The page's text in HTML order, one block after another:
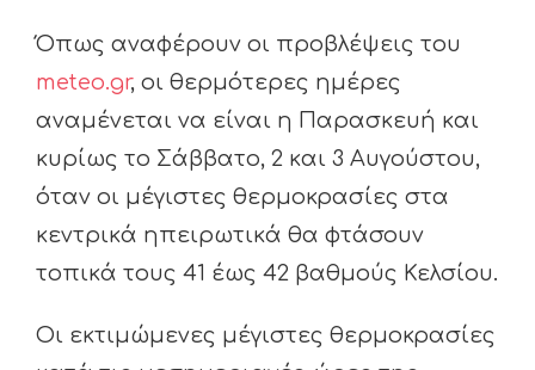
Όπως αναφέρουν οι προβλέψεις του
meteo.gr, oι θερμότερες ημέρες
αναμένεται να είναι η Παρασκευή και
κυρίως το Σάββατο, 2 και 3 Αυγούστου,
όταν οι μέγιστες θερμοκρασίες στα
κεντρικά ηπειρωτικά θα φτάσουν
τοπικά τους 41 έως 42 βαθμούς Κελσίου.
Οι εκτιμώμενες μέγιστες θερμοκρασίες